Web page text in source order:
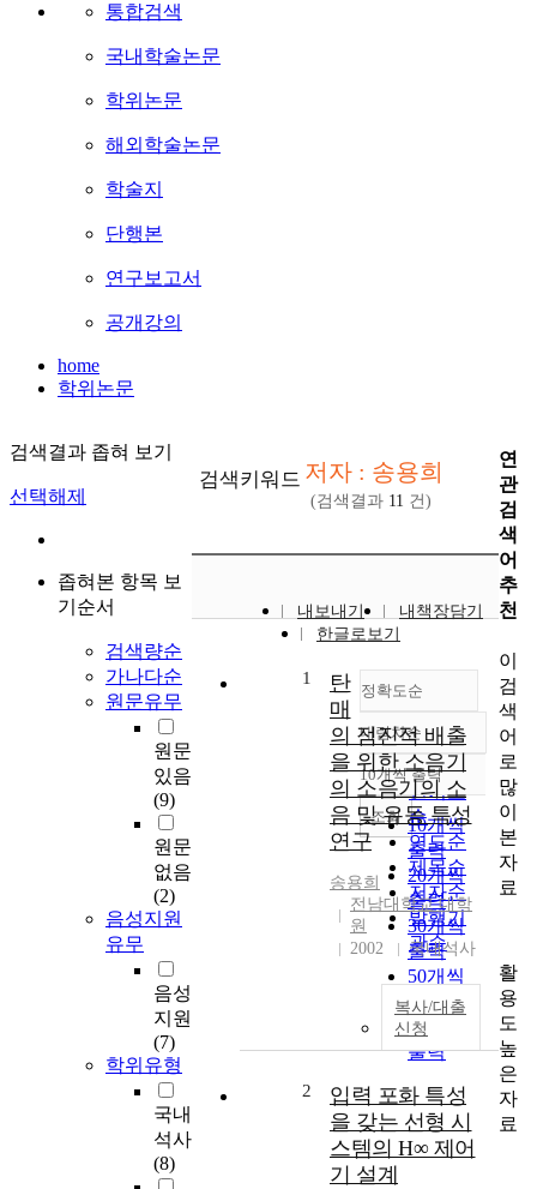
통합검색
국내학술논문
학위논문
해외학술논문
학술지
단행본
연구보고서
공개강의
home
학위논문
검색결과 좁혀 보기
선택해제
좁혀본 항목 보
기순서
검색량순
가나다순
원문유무
원문
있음
(9)
원문
없음
(2)
음성지원
유무
음성
지원
(7)
학위유형
국내
석사
(8)
검색키워드 저자 : 송용희
(검색결과 11 건)
내보내기
내책장담기
한글로보기
정확도순
정확도
순
인기도
순
연도순
제목순
저자순
발행기
관순
내림차순
내림차순
10개씩 출력
10개씩
출력
20개씩
출력
30개씩
출력
50개씩
출력
100개씩
출력
조회
1
탄
매
의 점진적 배출
을 위한 소음기
의 소음기의 소
음 및 유동 특성
연구
송용희
전남대학교 대학
원
2002
국내석사
복사/대출
신청
2
입력 포화 특성
을 갖는 선형 시
스템의 H∞ 제어
기 설계
연
관
검
색
어
추
천
이
검
색
어
로
많
이
본
자
료
활
용
도
높
은
자
료